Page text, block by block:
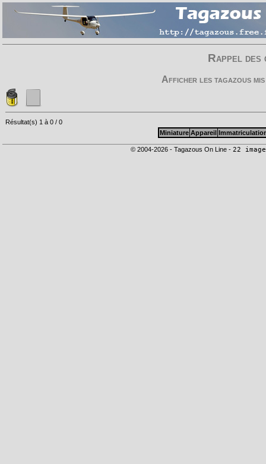
Rappel
Afficher les tagazous
Résultat(s) 1 à 0 / 0
Miniature Appareil
© 2004-2026 - Tagazous On Line - 22